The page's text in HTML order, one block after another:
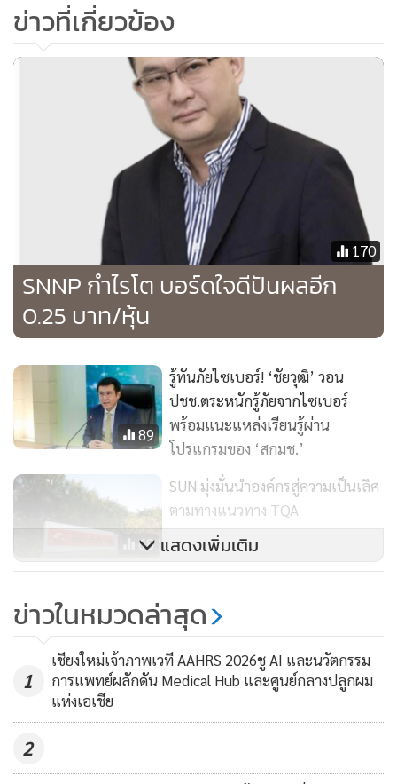
ข่าวที่เกี่ยวข้อง
170
SNNP กำไรโต บอร์ดใจดีปันผลอีก
0.25 บาท/หุ้น
89
รู้ทันภัยไซเบอร์! ‘ชัยวุฒิ’ วอน
ปชช.ตระหนักรู้ภัยจากไซเบอร์
พร้อมแนะแหล่งเรียนรู้ผ่าน
โปรแกรมของ ‘สกมช.’
68
SUN มุ่งมั่นนำองค์กรสู่ความเป็นเลิศ
ตามทางแนวทาง TQA
131
ทอดราดซอส" รุกตลาด ดันยอดขาย
โค้งท้ายปี 2566
แสดงเพิ่มเติม
ข่าวในหมวดล่าสุด
1
เชียงใหม่เจ้าภาพเวที AAHRS 2026ชู AI และนวัตกรรม
การแพทย์ผลักดัน Medical Hub และศูนย์กลางปลูกผม
แห่งเอเชีย
2